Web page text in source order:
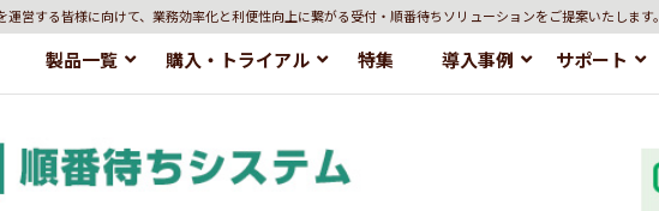
営する皆様に向けて、業務効率化と利便性向上に繋がる受付・順番待ちソリューションをご提案いたします。
製品一覧 購入・トライアル 特集 導入事例 サポート